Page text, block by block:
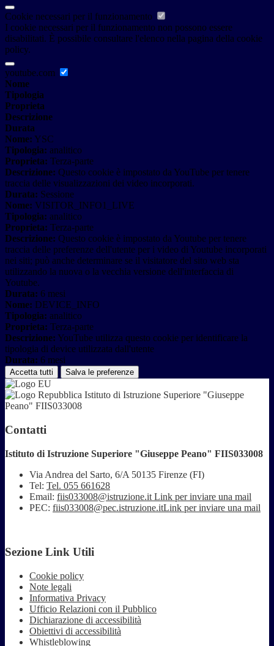
Cookie necessari per il funzionamento
I cookie necessari per il funzionamento non possono essere
disabilitati. È possibile consultare l'elenco nella pagina della cookie
policy.
youtube.com
Nome
Tipologia
Proprieta
Descrizione
Durata
Nome: YSC
Tipologia: analitico
Proprieta: Terza-parte
Descrizione: Questo cookie è impostato da YouTube per tenere
traccia delle visualizzazioni dei video incorporati.
Durata: Sessione
Nome: VISITOR_INFO1_LIVE
Tipologia: analitico
Proprieta: Terza-parte
Descrizione: Questo cookie è impostato da Youtube per tenere
traccia delle preferenze dell'utente per i video di Youtube incorporati
nei siti; può anche determinare se il visitatore del sito web sta
utilizzando la nuova o la vecchia versione dell'interfaccia di
Youtube.
Durata: 6 mesi
Nome: DEVICE_INFO
Tipologia: analitico
Proprieta: Terza-parte
Descrizione: YouTube utilizza questo cookie per identificare la
tipologia di device utilizzata dall'utente
Durata: 6 mesi
Accetta tutti Salva le preferenze
Istituto di Istruzione Superiore "Giuseppe
Peano" FIIS033008
Contatti
Istituto di Istruzione Superiore "Giuseppe Peano" FIIS033008
Via Andrea del Sarto, 6/A 50135 Firenze (FI)
Tel: Tel. 055 661628
Email: fiis033008@istruzione.it Link per inviare una mail
PEC: fiis033008@pec.istruzione.itLink per inviare una mail
Sezione Link Utili
Cookie policy
Note legali
Informativa Privacy
Ufficio Relazioni con il Pubblico
Dichiarazione di accessibilità
Obiettivi di accessibilità
Whistleblowing